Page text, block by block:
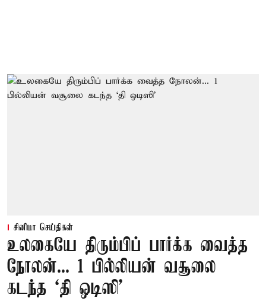
சினிமா செய்திகள்
உலகையே திரும்பிப் பார்க்க வைத்த
நோலன்... 1 பில்லியன் வசூலை
கடந்த ‘தி ஒடிஸி’